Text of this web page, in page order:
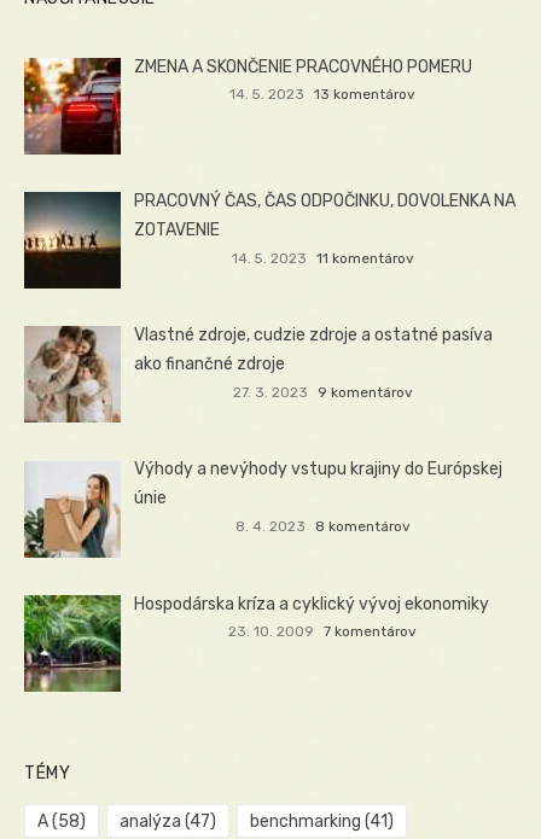
ZMENA A SKONČENIE PRACOVNÉHO POMERU
14. 5. 2023 13 komentárov
PRACOVNÝ ČAS, ČAS ODPOČINKU, DOVOLENKA NA
ZOTAVENIE
14. 5. 2023 11 komentárov
Vlastné zdroje, cudzie zdroje a ostatné pasíva
ako finančné zdroje
27. 3. 2023 9 komentárov
Výhody a nevýhody vstupu krajiny do Európskej
únie
8. 4. 2023 8 komentárov
Hospodárska kríza a cyklický vývoj ekonomiky
23. 10. 2009 7 komentárov
TÉMY
A(58) analýza (47) benchmarking (41)